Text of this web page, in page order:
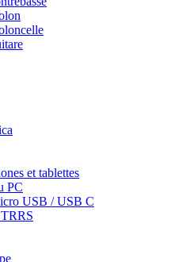
et tablettes
PC
USB / USB C